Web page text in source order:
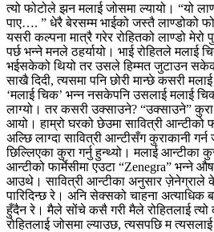
त्यो फोटोले झन मलाई जोसमा ल्यायो। “यो
पाए…. ” धेरै बेरसम्म भाईको जस्तै लाण्डोको
यसरी कल्पना मात्रै गरेर रोहितको लाण्डो मेरो
पर्छ भन्ने मनले ठहर्यायो। भाई रोहितले मलाई
भईसकेको थियो तर उसले हिम्मत जुटाउन
साखै दिदी, त्यसमा पनि छोरी मान्छे कसरी
‘मलाई चिक’ भन्न नसकेपनि उसलाई मलाई
लाग्यो। तर कसरी उक्साउने? “उक्साउने” कुरा
आयो। हाम्रो घरको छेउमा सावित्री आन्टीको
अल्छि लाग्दा सावित्री आन्टीसँग कुराकानी
छिल्लिएका कुरा गर्नु हुन्थ्यो। मलाई आन्टीका
आन्टीको फार्मेसीमा एउटा “Zenegra” भन्ने
आउथे। सावित्री आन्टीका अनुसार ज़ेनेग्राले
पारिदिन्छ रे। अनि सेक्सको चाहना
हुँदैन रे। मैले सोंचे कसै गरी मैले रोहितलाई त्यो
रोहितलाई जोसमा ल्याउछ, त्यसपछि म